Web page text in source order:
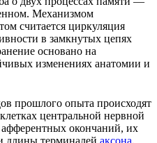
Механизмом
считается циркуляция
в замкнутых цепях
основано на
изменениях анатомии и
прошлого опыта происходят
центральной нервной
афферентных окончаний, их
длины терминалей аксона,